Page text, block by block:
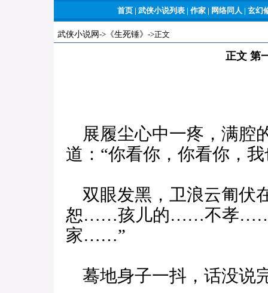
首页 | 武侠小说列表 | 作家 | 网络同人 | 玄幻
武侠小说网 -> 《生死锤》 ->正文
正文 第
展履尘心中一疼，满腔
道：“你看你，你看你，
双眼发黑，卫浪云匍伏
恕……孩儿的……不孝
家……”
蓦地身子一抖，话没说